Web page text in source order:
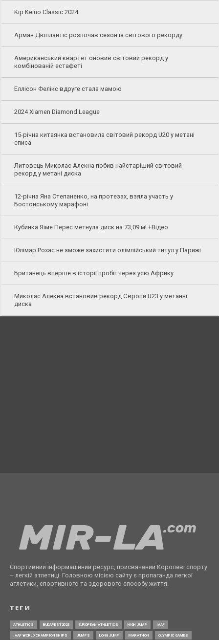
Kip Keino Classic 2024
Арман Дюплантіс розпочав сезон із світового рекорду
Американський квартет оновив світовий рекорд у
комбінованій естафеті
Еллісон Фелікс вдруге стала мамою
2024 Xiamen Diamond League
15-річна китаянка встановила світовий рекорд U20 у метані
списа
Литовець Миколас Алекна побив найстаріший світовий
рекорд у метані диска
12-річна Яна Степаненко, на протезах, взяла участь у
Бостонському марафоні
Кубинка Яіме Перес метнула диск на 73,09 м! +Відео
Юлімар Рохас не зможе захистити олімпійський титул у Парижі
Британець вперше в історії пробіг через усю Африку
Миколас Алекна встановив рекорд Європи U23 у метанні
диска
Спортивний інформаційний ресурс, присвячений Королеві спорту
– легкій атлетиці. Головною місією сайту є пропаганда легкої
атлетики, спортивного та здорового способу життя.
ТЕГИ
ATHLETICS BUDAPEST2023 EUROPEAN ATHLETICS HIGH JUMP IAAF
IAAF WORLD CHAMPIONSHIPS JUMPS LONG JUMP MARATHON OLYMPIC GAMES